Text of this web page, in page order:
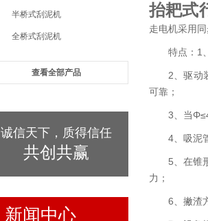
半桥式刮泥机
全桥式刮泥机
查看全部产品
诚信天下，质得信任
共创共赢
新闻中心
抬耙式
走电机采用
特点：1
2、驱动
可靠；
3、当
4、吸泥
5、在锥
力；
6、撇渣